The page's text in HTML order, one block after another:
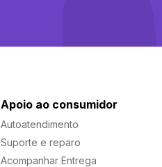
Apoio ao consumidor
Autoatendimento
Suporte e reparo
Acompanhar Entrega